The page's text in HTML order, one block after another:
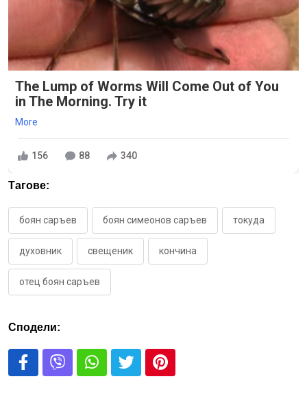
The Lump of Worms Will Come Out of You
in The Morning. Try it
More
156 88 340
Тагове:
боян саръев боян симеонов саръев токуда
духовник свещеник кончина
отец боян саръев
Сподели: